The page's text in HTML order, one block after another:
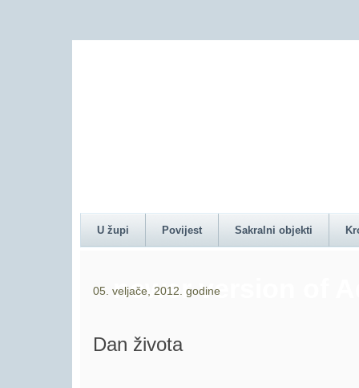
newer version of
U župi Povijest Sakralni objekti
05. veljače, 2012. godine
Dan života